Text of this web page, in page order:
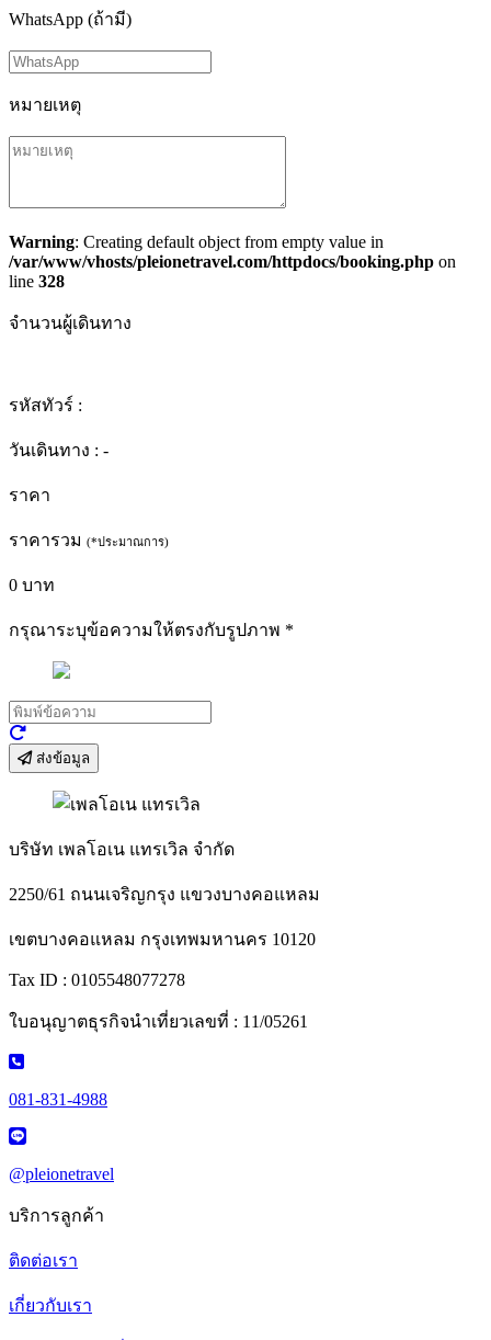
WhatsApp (ถ้ามี)
หมายเหตุ
Warning: Creating default object from empty value in
/var/www/vhosts/pleionetravel.com/httpdocs/booking.php on
line 328
จำนวนผู้เดินทาง
รหัสทัวร์ :
วันเดินทาง : -
ราคา
ราคารวม (*ประมาณการ)
0 บาท
กรุณาระบุข้อความให้ตรงกับรูปภาพ *
ส่งข้อมูล
บริษัท เพลโอเน แทรเวิล จำกัด
2250/61 ถนนเจริญกรุง แขวงบางคอแหลม
เขตบางคอแหลม กรุงเทพมหานคร 10120
Tax ID : 0105548077278
ใบอนุญาตธุรกิจนำเที่ยวเลขที่ : 11/05261
081-831-4988
@pleionetravel
บริการลูกค้า
ติดต่อเรา
เกี่ยวกับเรา